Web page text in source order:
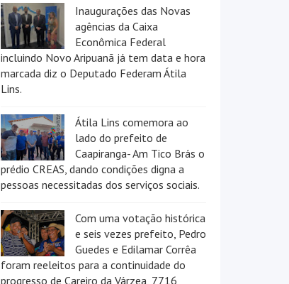
Inaugurações das Novas
agências da Caixa
Econômica Federal
incluindo Novo Aripuanã já tem data e hora
marcada diz o Deputado Federam Átila
Lins.
Átila Lins comemora ao
lado do prefeito de
Caapiranga- Am Tico Brás o
prédio CREAS, dando condições digna a
pessoas necessitadas dos serviços sociais.
Com uma votação histórica
e seis vezes prefeito, Pedro
Guedes e Edilamar Corrêa
foram reeleitos para a continuidade do
progresso de Careiro da Várzea, 7716